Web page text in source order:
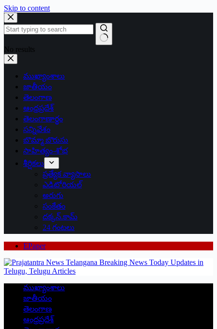
Skip to content
No results
ముఖ్యాంశాలు
జాతీయం
తెలంగాణ
ఆంధ్రప్రదేశ్
తెలంగాణార్థం
సన్నివేశం
బొమ్మా బొరుసు
సాహిత్యం-శోభ
శీర్షికలు
ప్రత్యేక వ్యాసాలు
ఎడిటోరియల్
అరుగు
సంకేతం
దక్కన్.కామ్
24 గంటలు
EPaper
ముఖ్యాంశాలు
జాతీయం
తెలంగాణ
ఆంధ్రప్రదేశ్